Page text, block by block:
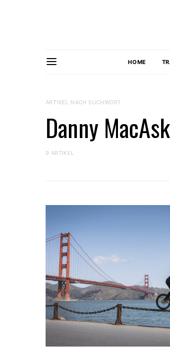
HOME
ARTIKEL NACH SUCHWORT
Danny
9 ARTIKEL